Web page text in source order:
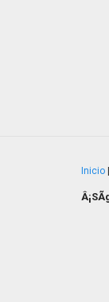
Inicio